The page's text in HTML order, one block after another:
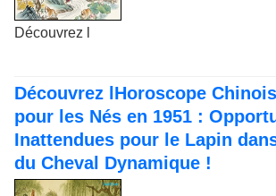
Découvrez l
Découvrez lHoroscope
pour les Nés en 1951 :
Inattendues pour le Lapin
du Cheval Dynamique !